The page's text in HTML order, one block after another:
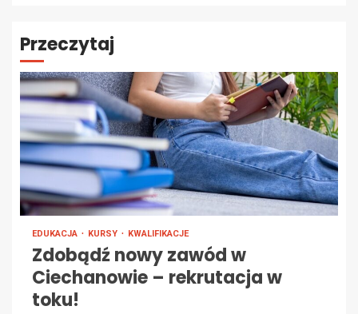
Przeczytaj
EDUKACJA KURSY KWALIFIKACJE
Zdobądź nowy zawód w
Ciechanowie – rekrutacja w
toku!